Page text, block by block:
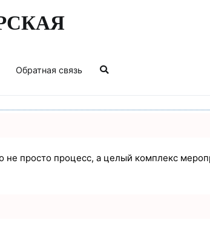
Обратная связь
не просто процесс, а целый комплекс